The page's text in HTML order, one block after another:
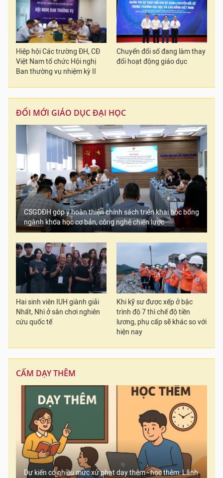
Hiệp hội Các trường ĐH, CĐ
Việt Nam tổ chức Hội nghị
Ban thường vụ nhiệm kỳ II
Chuyển đổi số đang làm thay
đổi hoạt động giáo dục
ĐỔI MỚI GIÁO DỤC ĐẠI HỌC
CSGDĐH góp ý hoàn thiện chính sách triển khai học bổng
ngành khoa học cơ bản, công nghệ chiến lược
Hai sinh viên IUH giành giải
Nhất, Nhì ở sân chơi nghiên
cứu quốc tế
Khi kỹ sư được xếp ở bậc
trình độ 7 thì chế độ tiền
lương, phụ cấp sẽ khác so với
hiện nay
CẤM DẠY THÊM
Dự kiến có nhiều mức xử phạt dạy thêm - học thêm: Lãnh